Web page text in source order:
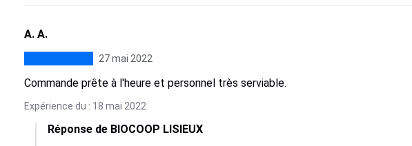
A. A.
27 mai 2022
Commande prête à l'heure et personnel très serviable.
Expérience du : 18 mai 2022
Réponse de BIOCOOP LISIEUX